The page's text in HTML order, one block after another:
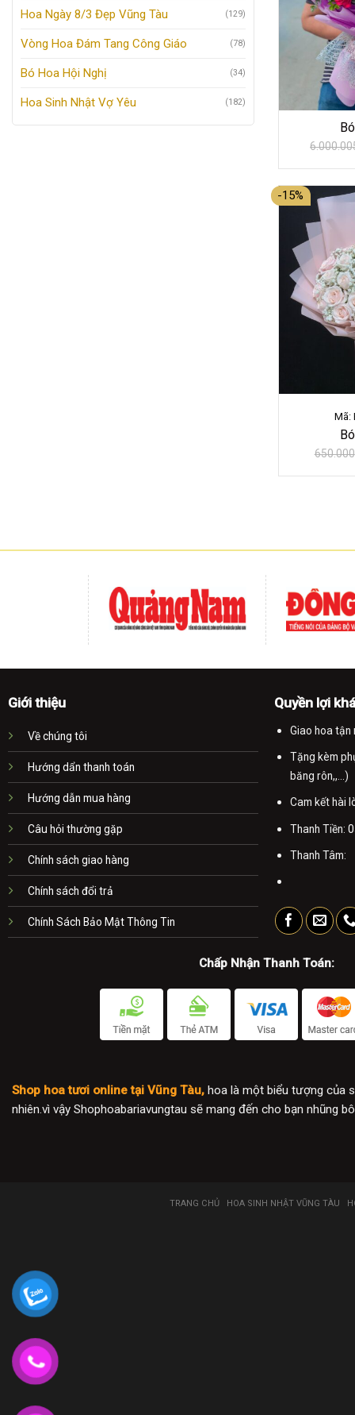
Hoa Ngày 8/3 Đẹp Vũng Tàu (129)
Vòng Hoa Đám Tang Công Giáo (78)
Bó Hoa Hội Nghị (34)
Hoa Sinh Nhật Vợ Yêu (182)
-15%
Mã:
650.000
Giới thiệu
Về chúng tôi
Hướng dẩn thanh toán
Hướng dẫn mua hàng
Câu hỏi thường gặp
Chính sách giao hàng
Chính sách đổi trả
Chính Sách Bảo Mật Thông Tin
Quyền lợi
Giao hoa tận
Tặng kèm
băng rôn,,...)
Cam kết hài
Thanh Tiền:
Thanh Tâm:
Chấp Nhận Thanh Toán:
Shop hoa tươi online tại Vũng Tàu, hoa là một biểu tượng của
nhiên.vì vậy Shophoabariavungtau sẽ mang đến cho bạn nhũng
TRANG CHỦ HOA SINH NHẬT VŨNG TÀU